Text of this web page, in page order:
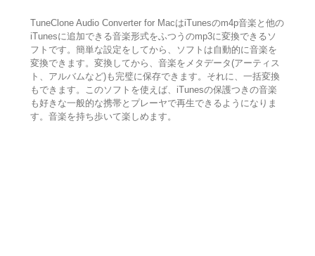
TuneClone Audio Converter for MacはiTunesのm4p音楽と他の
iTunesに追加できる音楽形式をふつうのmp3に変換できるソ
フトです。簡単な設定をしてから、ソフトは自動的に音楽を
変換できます。変換してから、音楽をメタデータ(アーティス
ト、アルバムなど)も完璧に保存できます。それに、一括変換
もできます。このソフトを使えば、iTunesの保護つきの音楽
も好きな一般的な携帯とプレーヤで再生できるようになりま
す。音楽を持ち歩いて楽しめます。